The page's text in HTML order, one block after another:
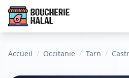
Accueil / Occitanie / Tarn /